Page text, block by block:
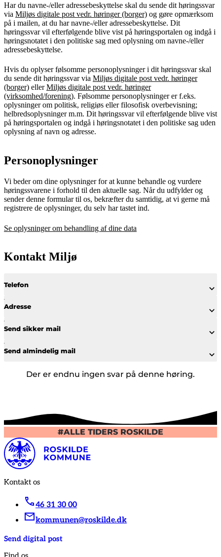
Har du navne-/eller adressebeskyttelse skal du sende dit høringssvar
via Miljøs digitale post vedr. høringer (borger) og gøre opmærksom
på i mailen, at du har navne-/eller adressebeskyttelse. Dit
høringssvar vil efterfølgende blive vist på høringsportalen og indgå i
høringsnotatet i den politiske sag med oplysning om navne-/eller
adressebeskyttelse.
Hvis du oplyser følsomme personoplysninger i dit høringssvar skal
du sende dit høringssvar via Miljøs digitale post vedr. høringer
(borger) ellerMiljøs digitale post vedr. høringer
(virksomhed/forening). Følsomme personoplysninger er f.eks.
oplysninger om politisk, religiøs eller filosofisk overbevisning;
helbredsoplysninger m.m. Dit høringssvar vil efterfølgende blive vist
på høringsportalen og indgå i høringsnotatet i den politiske sag uden
oplysning af navn og adresse.
Personoplysninger
Vi beder om dine oplysninger for at kunne behandle og vurdere
høringssvarene i forhold til den aktuelle sag. Når du udfylder og
sender denne formular til os, bekræfter du samtidig, at vi gerne må
registrere de oplysninger, du selv har tastet ind.
Se oplysninger om behandling af dine data
Kontakt Miljø
Telefon
Adresse
Send sikker mail
Send almindelig mail
Der er endnu ingen svar på denne høring.
#ALLE TIDERS ROSKILDE
Kontakt os
46 31 30 00
kommunen@roskilde.dk
Send digital post